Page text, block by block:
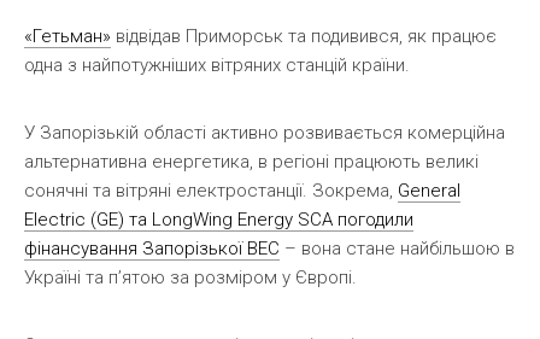
«Гетьман» відвідав Приморськ та подивився, як працює
одна з найпотужніших вітряних станцій країни.
У Запорізькій області активно розвивається комерційна
альтернативна енергетика, в регіоні працюють великі
сонячні та вітряні електростанції. Зокрема, General
Electric (GE) та LongWing Energy SCA погодили
фінансування Запорізької ВЕС – вона стане найбільшою в
Україні та п’ятою за розміром у Європі.